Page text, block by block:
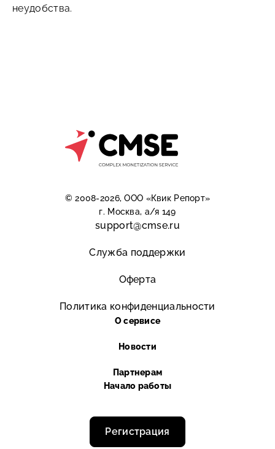
неудобства.
© 2008-2026, ООО «Квик Репорт»
г. Москва, а/я 149
support@cmse.ru
Служба поддержки
Оферта
Политика конфиденциальности
О сервисе
Новости
Партнерам
Регистрация